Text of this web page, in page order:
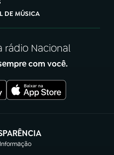
DE MÚSICA
rádio Nacional
com você.
(abre em nova aba)